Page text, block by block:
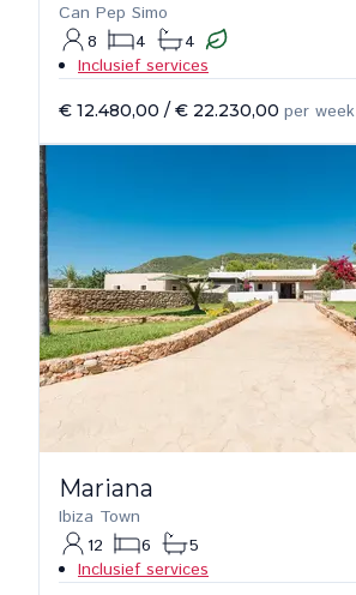
Can Pep Simo
8
4
4
Inclusief services
€ 12.480,00 / € 22.230,00 per week
Mariana
Ibiza Town
12
6
5
Inclusief services